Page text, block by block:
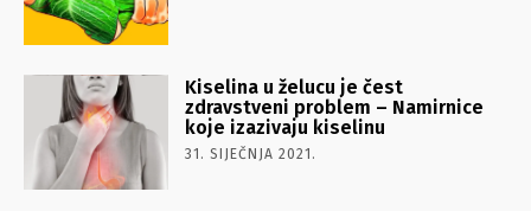
Kiselina u želucu je čest
zdravstveni problem – Namirnice
koje izazivaju kiselinu
31. SIJEČNJA 2021.